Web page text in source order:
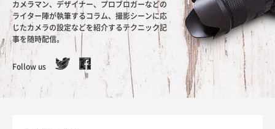
カメラマン、デザイナー、プロブロガーなどの
ライター陣が執筆するコラム、撮影シーンに応
じたカメラの設定などを紹介するテクニック記
事を随時配信。
Follow us